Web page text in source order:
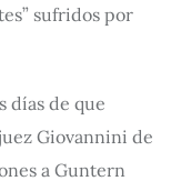
sufridos por
días de que
Giovannini de
a Guntern